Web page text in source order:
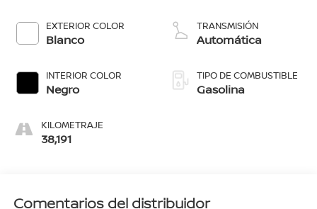
EXTERIOR COLOR
Blanco
INTERIOR COLOR
Negro
KILOMETRAJE
38,191
TRANSMISIÓN
Automática
TIPO DE COMBUSTIBLE
Gasolina
Comentarios del distribuidor